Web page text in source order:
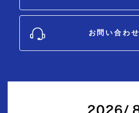
お問い合わせ